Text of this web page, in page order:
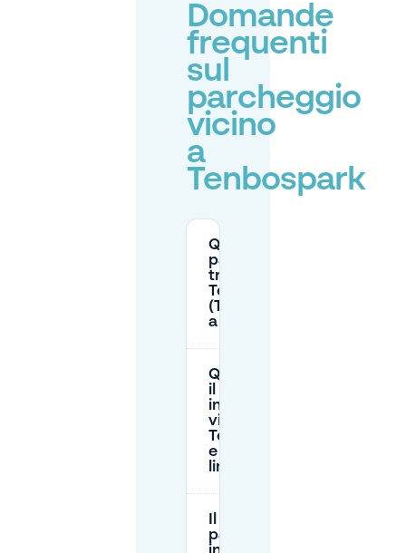
Domande
frequenti
sul
parcheggio
vicino
a
Tenbospark
Quale zona di
parcheggio si
trova vicino a
Tenbospark
(Tenboschpark)
a Ixelles?
Quanto costa
il parcheggio
in strada
vicino a
Tenboschpark
e quali sono i
limiti?
parcheggio